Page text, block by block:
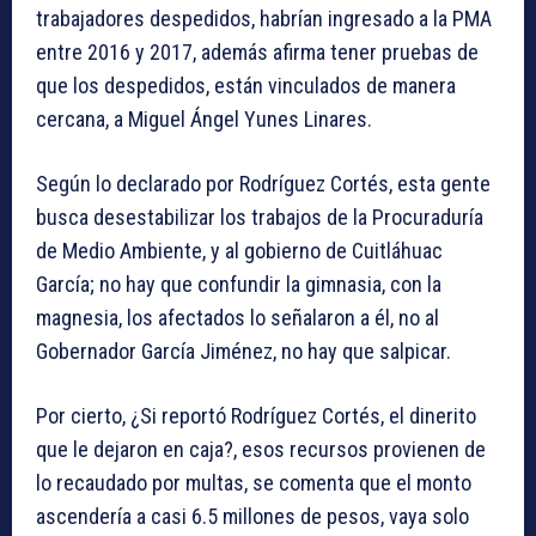
trabajadores despedidos, habrían ingresado a la PMA
entre 2016 y 2017, además afirma tener pruebas de
que los despedidos, están vinculados de manera
cercana, a Miguel Ángel Yunes Linares.
Según lo declarado por Rodríguez Cortés, esta gente
busca desestabilizar los trabajos de la Procuraduría
de Medio Ambiente, y al gobierno de Cuitláhuac
García; no hay que confundir la gimnasia, con la
magnesia, los afectados lo señalaron a él, no al
Gobernador García Jiménez, no hay que salpicar.
Por cierto, ¿Si reportó Rodríguez Cortés, el dinerito
que le dejaron en caja?, esos recursos provienen de
lo recaudado por multas, se comenta que el monto
ascendería a casi 6.5 millones de pesos, vaya solo